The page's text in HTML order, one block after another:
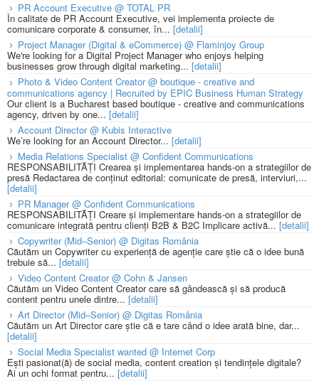
PR Account Executive @ TOTAL PR
În calitate de PR Account Executive, vei implementa proiecte de
comunicare corporate & consumer, în... [detalii]
Project Manager (Digital & eCommerce) @ Flaminjoy Group
We're looking for a Digital Project Manager who enjoys helping
businesses grow through digital marketing... [detalii]
Photo & Video Content Creator @ boutique - creative and
communications agency | Recruited by EPIC Business Human Strategy
Our client is a Bucharest based boutique - creative and communications
agency, driven by one... [detalii]
Account Director @ Kubis Interactive
We’re looking for an Account Director... [detalii]
Media Relations Specialist @ Confident Communications
RESPONSABILITĂȚI Crearea și implementarea hands-on a strategiilor de
presă Redactarea de conținut editorial: comunicate de presă, interviuri,...
[detalii]
PR Manager @ Confident Communications
RESPONSABILITĂȚI Creare și implementare hands-on a strategiilor de
comunicare integrată pentru clienți B2B & B2C Implicare activă... [detalii]
Copywriter (Mid–Senior) @ Digitas România
Căutăm un Copywriter cu experiență de agenție care știe că o idee bună
trebuie să... [detalii]
Video Content Creator @ Cohn & Jansen
Căutăm un Video Content Creator care să gândească și să producă
content pentru unele dintre... [detalii]
Art Director (Mid–Senior) @ Digitas România
Căutăm un Art Director care știe că e tare când o idee arată bine, dar...
[detalii]
Social Media Specialist wanted @ Internet Corp
Ești pasionat(ă) de social media, content creation și tendințele digitale?
Ai un ochi format pentru... [detalii]